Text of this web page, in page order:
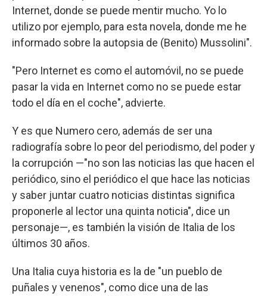
Internet, donde se puede mentir mucho. Yo lo
utilizo por ejemplo, para esta novela, donde me he
informado sobre la autopsia de (Benito) Mussolini".
"Pero Internet es como el automóvil, no se puede
pasar la vida en Internet como no se puede estar
todo el día en el coche", advierte.
Y es que Numero cero, además de ser una
radiografía sobre lo peor del periodismo, del poder y
la corrupción —"no son las noticias las que hacen el
periódico, sino el periódico el que hace las noticias
y saber juntar cuatro noticias distintas significa
proponerle al lector una quinta noticia", dice un
personaje—, es también la visión de Italia de los
últimos 30 años.
Una Italia cuya historia es la de "un pueblo de
puñales y venenos", como dice una de las